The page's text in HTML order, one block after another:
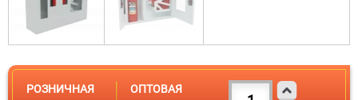
РОЗНИЧНАЯ ОПТОВАЯ